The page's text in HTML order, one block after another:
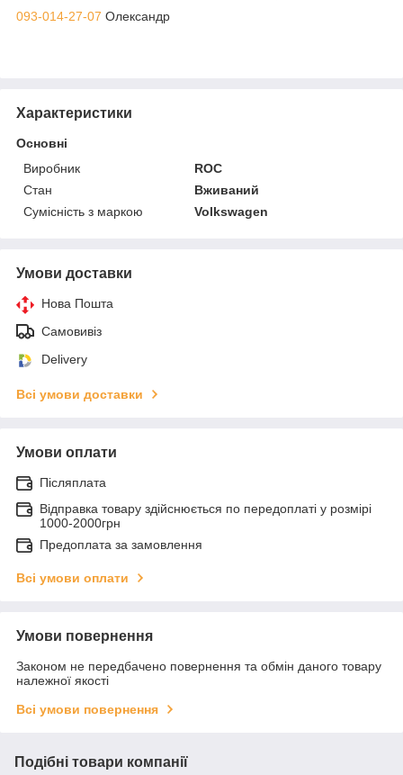
093-014-27-07 Олександр
Характеристики
Основні
Виробник
ROC
Стан
Вживаний
Сумісність з маркою
Volkswagen
Умови доставки
Нова Пошта
Самовивіз
Delivery
Всі умови доставки
Умови оплати
Післяплата
Відправка товару здійснюється по передоплаті у розмірі
1000-2000грн
Предоплата за замовлення
Всі умови оплати
Умови повернення
Законом не передбачено повернення та обмін даного товару
належної якості
Всі умови повернення
Подібні товари компанії